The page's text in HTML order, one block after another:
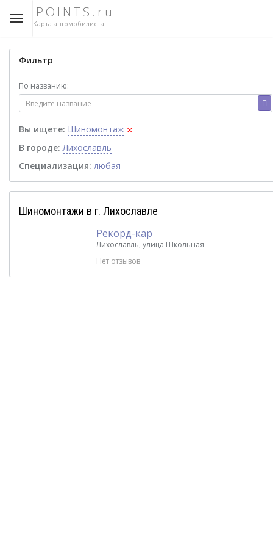
POINTS.ru
Карта автомобилиста
Фильтр
По названию:
Вы ищете: Шиномонтаж ×
В городе: Лихославль
Специализация: любая
Шиномонтажи в г. Лихославле
Рекорд-кар
Лихославль, улица Школьная
Нет отзывов